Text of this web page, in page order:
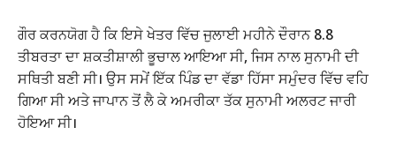
ਗੌਰ ਕਰਨਯੋਗ ਹੈ ਕਿ ਇਸੇ ਖੇਤਰ ਵਿੱਚ ਜੁਲਾਈ ਮਹੀਨੇ ਦੌਰਾਨ 8.8
ਤੀਬਰਤਾ ਦਾ ਸ਼ਕਤੀਸ਼ਾਲੀ ਭੂਚਾਲ ਆਇਆ ਸੀ, ਜਿਸ ਨਾਲ ਸੁਨਾਮੀ ਦੀ
ਸਥਿਤੀ ਬਣੀ ਸੀ। ਉਸ ਸਮੇਂ ਇੱਕ ਪਿੰਡ ਦਾ ਵੱਡਾ ਹਿੱਸਾ ਸਮੁੰਦਰ ਵਿੱਚ ਵਹਿ
ਗਿਆ ਸੀ ਅਤੇ ਜਾਪਾਨ ਤੋਂ ਲੈ ਕੇ ਅਮਰੀਕਾ ਤੱਕ ਸੁਨਾਮੀ ਅਲਰਟ ਜਾਰੀ
ਹੋਇਆ ਸੀ।